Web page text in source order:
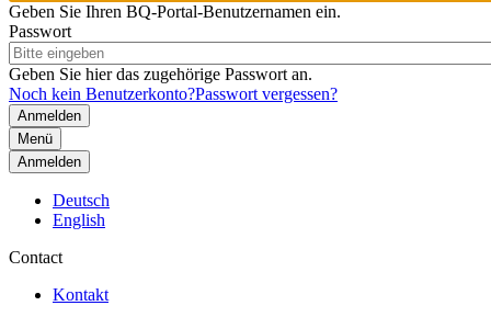
Geben Sie Ihren BQ-Portal-Benutzernamen ein.
Passwort
Geben Sie hier das zugehörige Passwort an.
Noch kein Benutzerkonto?Passwort vergessen?
Menü
Anmelden
Deutsch
English
Contact
Kontakt